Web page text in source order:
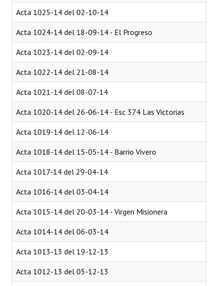
Acta 1025-14 del 02-10-14
Acta 1024-14 del 18-09-14 - El Progreso
Acta 1023-14 del 02-09-14
Acta 1022-14 del 21-08-14
Acta 1021-14 del 08-07-14
Acta 1020-14 del 26-06-14 - Esc 374 Las Victorias
Acta 1019-14 del 12-06-14
Acta 1018-14 del 15-05-14 - Barrio Vivero
Acta 1017-14 del 29-04-14
Acta 1016-14 del 03-04-14
Acta 1015-14 del 20-03-14 - Virgen Misionera
Acta 1014-14 del 06-03-14
Acta 1013-13 del 19-12-13
Acta 1012-13 del 05-12-13